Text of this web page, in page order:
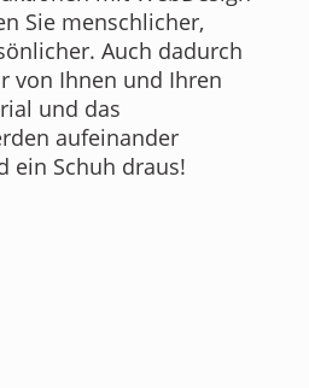
Sie menschlicher,
Auch dadurch
von Ihnen und Ihren
und das
aufeinander
ein Schuh draus!